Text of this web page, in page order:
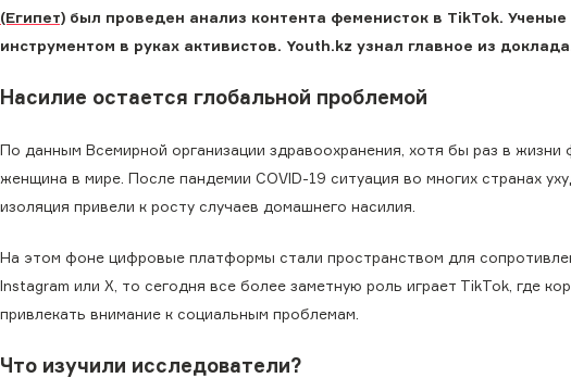
(Египет) был проведен анализ контента феменисток в TikTok.
инструментом в руках активистов. Youth.kz узнал главное из
Насилие остается глобальной проблемой
По данным Всемирной организации здравоохранения, хотя бы раз в
женщина в мире. После пандемии COVID-19 ситуация во многих странах
изоляция привели к росту случаев домашнего насилия.
На этом фоне цифровые платформы стали пространством для
Instagram или X, то сегодня все более заметную роль играет TikTok, где
привлекать внимание к социальным проблемам.
Что изучили исследователи?